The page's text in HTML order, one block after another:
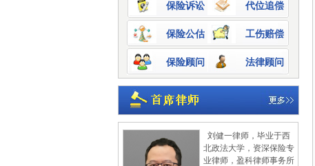
保险诉讼 代位追偿
保险公估 工伤赔偿
保险顾问 法律顾问
刘健一律师，毕业于西
北政法大学，资深保险专
业律师，盈科律师事务所